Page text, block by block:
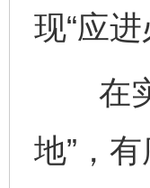
现“应
在实
地”，